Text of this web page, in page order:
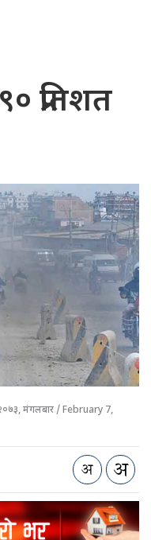
प्रतिशत
मंगलबार / February 7,